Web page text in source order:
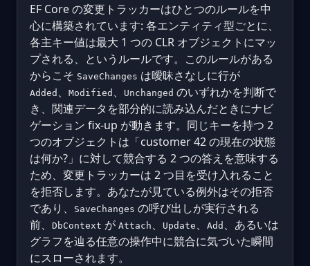
EF Core の変更トラッカーはひとつのルールを中
心に構築されています: 各エンティティ型ごとに、
各主キー値は最大 1 つの CLR オブジェクトにマッ
プされる、というルールです。このルールがある
からこそ SaveChanges は曖昧さなしに行が
Added 、 Modified 、 Unchanged のいずれかを判断で
き、関連データを部分的に読み込んだときにナビ
ゲーション fix-up が動きます。同じキーを持つ 2
つのオブジェクトは「customer 42 の現在の状態
は何か?」に対して競合する 2 つの答えを意味する
ため、変更トラッカーは 2 つ目を受け入れること
を拒否します。あなたが見ている例外はその拒否
であり、
SaveChanges の呼び出しが実行される
前、
DbContext が Attach 、 Update 、 Add 、あるいは
グラフを辿る任意の操作中に競合に気づいた瞬間
にスローされます。